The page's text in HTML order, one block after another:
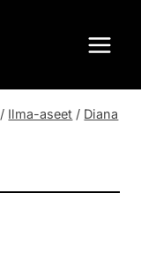
/ Ilma-aseet / Diana